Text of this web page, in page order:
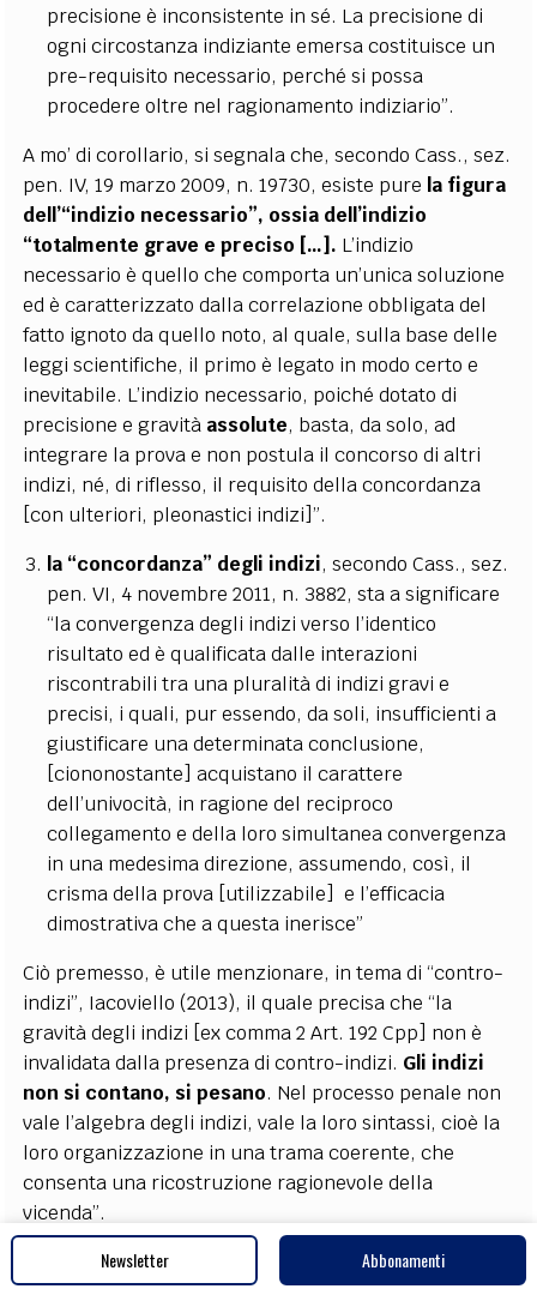
precisione è inconsistente in sé. La precisione di
ogni circostanza indiziante emersa costituisce un
pre-requisito necessario, perché si possa
procedere oltre nel ragionamento indiziario”.
A mo’ di corollario, si segnala che, secondo Cass., sez.
pen. IV, 19 marzo 2009, n. 19730, esiste pure la figura
dell’“indizio necessario”, ossia dell’indizio
“totalmente grave e preciso […]. L’indizio
necessario è quello che comporta un’unica soluzione
ed è caratterizzato dalla correlazione obbligata del
fatto ignoto da quello noto, al quale, sulla base delle
leggi scientifiche, il primo è legato in modo certo e
inevitabile. L’indizio necessario, poiché dotato di
precisione e gravità assolute, basta, da solo, ad
integrare la prova e non postula il concorso di altri
indizi, né, di riflesso, il requisito della concordanza
[con ulteriori, pleonastici indizi]”.
la “concordanza” degli indizi, secondo Cass., sez.
pen. VI, 4 novembre 2011, n. 3882, sta a significare
“la convergenza degli indizi verso l’identico
risultato ed è qualificata dalle interazioni
riscontrabili tra una pluralità di indizi gravi e
precisi, i quali, pur essendo, da soli, insufficienti a
giustificare una determinata conclusione,
[ciononostante] acquistano il carattere
dell’univocità, in ragione del reciproco
collegamento e della loro simultanea convergenza
in una medesima direzione, assumendo, così, il
crisma della prova [utilizzabile] e l’efficacia
dimostrativa che a questa inerisce”
Ciò premesso, è utile menzionare, in tema di “contro-
indizi”, Iacoviello (2013), il quale precisa che “la
gravità degli indizi [ex comma 2 Art. 192 Cpp] non è
invalidata dalla presenza di contro-indizi. Gli indizi
non si contano, si pesano. Nel processo penale non
vale l’algebra degli indizi, vale la loro sintassi, cioè la
loro organizzazione in una trama coerente, che
consenta una ricostruzione ragionevole della
vicenda”.
Viceversa, secondo Tonini (2000)
non è né grave, né
preciso, né concordante un contro-indizio
Newsletter Abbonamenti